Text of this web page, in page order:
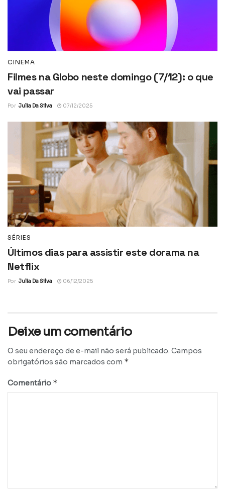
CINEMA
Filmes na Globo neste domingo (7/12): o que
vai passar
Por Julia Da Silva 07/12/2025
SÉRIES
Últimos dias para assistir este dorama na
Netflix
Por Julia Da Silva 06/12/2025
Deixe um comentário
O seu endereço de e-mail não será publicado. Campos
obrigatórios são marcados com *
Comentário *